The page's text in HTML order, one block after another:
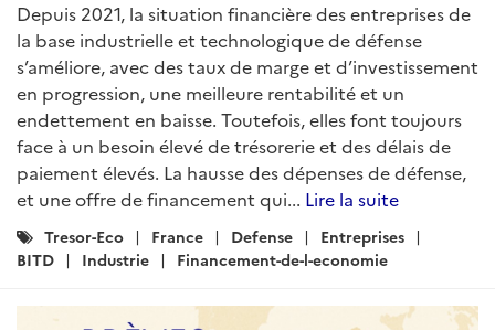
Depuis 2021, la situation financière des entreprises de
la base industrielle et technologique de défense
s’améliore, avec des taux de marge et d’investissement
en progression, une meilleure rentabilité et un
endettement en baisse. Toutefois, elles font toujours
face à un besoin élevé de trésorerie et des délais de
paiement élevés. La hausse des dépenses de défense,
et une offre de financement qui... Lire la suite
Catégories
:
Tresor-Eco France Defense
Entreprises
BITD
Industrie Financement-de-l-economie